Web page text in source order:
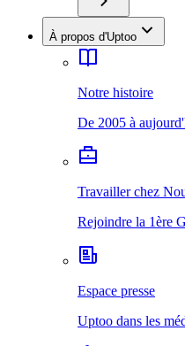
À propos d'Uptoo
Notre histoire
De 2005 à
Travailler chez
Rejoindre la 1ère
Espace presse
Uptoo dans les